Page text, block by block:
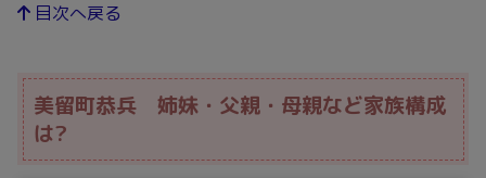
目次へ戻る
美留町恭兵 姉妹・父親・母親など家族構成
は?